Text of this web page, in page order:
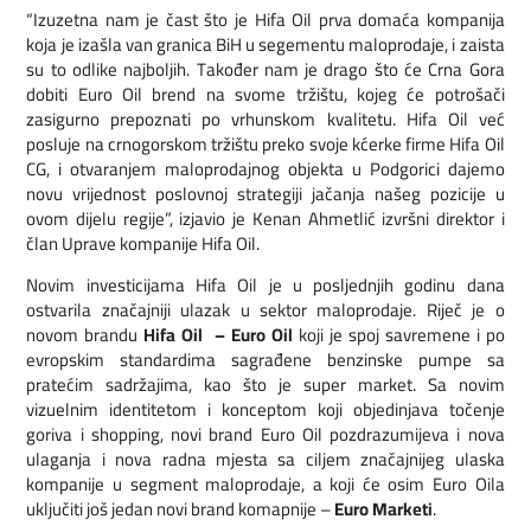
“Izuzetna nam je čast što je Hifa Oil prva domaća kompanija
koja je izašla van granica BiH u segementu maloprodaje, i zaista
su to odlike najboljih. Također nam je drago što će Crna Gora
dobiti Euro Oil brend na svome tržištu, kojeg će potrošači
zasigurno prepoznati po vrhunskom kvalitetu. Hifa Oil već
posluje na crnogorskom tržištu preko svoje kćerke firme Hifa Oil
CG, i otvaranjem maloprodajnog objekta u Podgorici dajemo
novu vrijednost poslovnoj strategiji jačanja našeg pozicije u
ovom dijelu regije”, izjavio je Kenan Ahmetlić izvršni direktor i
član Uprave kompanije Hifa Oil.
Novim investicijama Hifa Oil je u posljednjih godinu dana
ostvarila značajniji ulazak u sektor maloprodaje. Riječ je o
novom brandu Hifa Oil – Euro Oil koji je spoj savremene i po
evropskim standardima sagrađene benzinske pumpe sa
pratećim sadržajima, kao što je super market. Sa novim
vizuelnim identitetom i konceptom koji objedinjava točenje
goriva i shopping, novi brand Euro Oil pozdrazumijeva i nova
ulaganja i nova radna mjesta sa ciljem značajnijeg ulaska
kompanije u segment maloprodaje, a koji će osim Euro Oila
uključiti još jedan novi brand komapnije –Euro Marketi.